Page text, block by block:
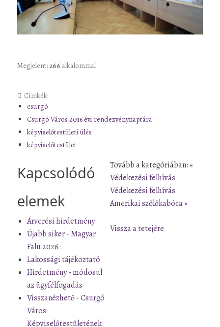
Megjelent: 266 alkalommal
Címkék:
csurgó
Csurgó Város 2016 évi rendezvénynaptára
képviselőtestületi ülés
képviselőtestület
Kapcsolódó
elemek
Árverési hirdetmény
Újabb siker - Magyar
Falu 2026
Lakossági tájékoztató
Hirdetmény - módosul
az ügyfélfogadás
Visszanézhető - Csurgó
Város
Képviselőtestületének
Tovább a kategóriában:«
Védekezési felhívás
Védekezési felhívás
Amerikai szőlőkabóca »
Vissza a tetejére